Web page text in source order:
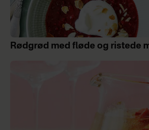
Rødgrød med fløde og ristede